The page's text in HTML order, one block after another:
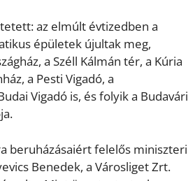
az elmúlt évtizedben a
épületek újultak meg,
a Széll Kálmán tér, a Kúria
a Pesti Vigadó, a
Vigadó is, és folyik a Budavári
beruházásaiért felelős miniszteri
Benedek, a Városliget Zrt.